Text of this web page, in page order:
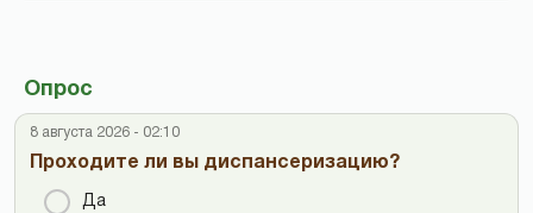
Опрос
8 августа 2026 - 02:10
Проходите ли вы диспансеризацию?
Да